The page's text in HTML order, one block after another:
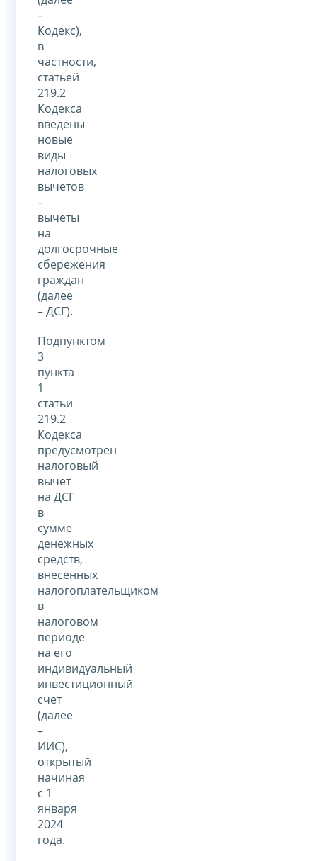
–
Кодекс),
в
частности,
статьей
219.2
Кодекса
введены
новые
виды
налоговых
вычетов
–
вычеты
на
долгосрочные
сбережения
граждан
(далее
– ДСГ).
Подпунктом
3
пункта
1
статьи
219.2
Кодекса
предусмотрен
налоговый
вычет
на ДСГ
в
сумме
денежных
средств,
внесенных
налогоплательщиком
в
налоговом
периоде
на его
индивидуальный
инвестиционный
счет
(далее
–
ИИС),
открытый
начиная
с 1
января
2024
года.